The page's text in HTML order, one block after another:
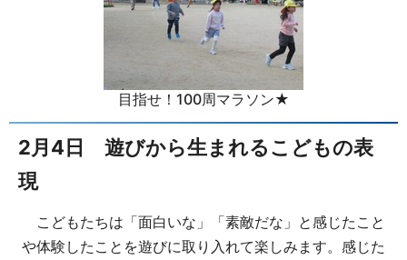
目指せ！100周マラソン★
2月4日 遊びから生まれるこどもの表
現
こどもたちは「面白いな」「素敵だな」と感じたこと
や体験したことを遊びに取り入れて楽しみます。感じた